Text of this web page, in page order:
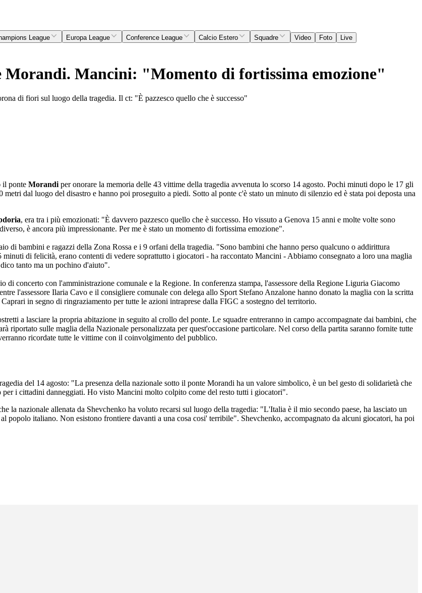
League Europa League Conference League Calcio Estero Squadre Video Foto
Live
Morandi. Mancini: "Momento di fortissima emozione"
di fiori sul luogo della tragedia. Il ct: "È pazzesco quello che è successo"
il ponte Morandi per onorare la memoria delle 43 vittime della tragedia avvenuta lo scorso 14 agosto. Pochi minuti dopo le 17 gli
dal luogo del disastro e hanno poi proseguito a piedi. Sotto al ponte c'è stato un minuto di silenzio ed è stata poi deposta una
, era tra i più emozionati: "È davvero pazzesco quello che è successo. Ho vissuto a Genova 15 anni e molte volte sono
è ancora più impressionante. Per me è stato un momento di fortissima emozione".
di bambini e ragazzi della Zona Rossa e i 9 orfani della tragedia. "Sono bambini che hanno perso qualcuno o addirittura
di felicità, erano contenti di vedere soprattutto i giocatori - ha raccontato Mancini - Abbiamo consegnato a loro una maglia
tanto ma un pochino d'aiuto".
concerto con l'amministrazione comunale e la Regione. In conferenza stampa, l'assessore della Regione Liguria Giacomo
l'assessore Ilaria Cavo e il consigliere comunale con delega allo Sport Stefano Anzalone hanno donato la maglia con la scritta
in segno di ringraziamento per tutte le azioni intraprese dalla FIGC a sostegno del territorio.
a lasciare la propria abitazione in seguito al crollo del ponte. Le squadre entreranno in campo accompagnate dai bambini, che
riportato sulle maglia della Nazionale personalizzata per quest'occasione particolare. Nel corso della partita saranno fornite tutte
ricordate tutte le vittime con il coinvolgimento del pubblico.
del 14 agosto: "La presenza della nazionale sotto il ponte Morandi ha un valore simbolico, è un bel gesto di solidarietà che
per i cittadini danneggiati. Ho visto Mancini molto colpito come del resto tutti i giocatori".
la nazionale allenata da Shevchenko ha voluto recarsi sul luogo della tragedia: "L'Italia è il mio secondo paese, ha lasciato un
popolo italiano. Non esistono frontiere davanti a una cosa cosi' terribile". Shevchenko, accompagnato da alcuni giocatori, ha poi